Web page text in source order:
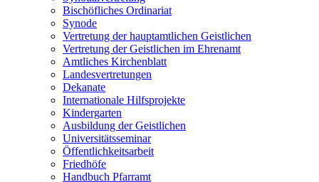
Bischöfliches Ordinariat
Synode
Vertretung der hauptamtlichen Geistlichen
Vertretung der Geistlichen im Ehrenamt
Amtliches Kirchenblatt
Landesvertretungen
Dekanate
Internationale Hilfsprojekte
Kindergarten
Ausbildung der Geistlichen
Universitätsseminar
Öffentlichkeitsarbeit
Friedhöfe
Handbuch Pfarramt